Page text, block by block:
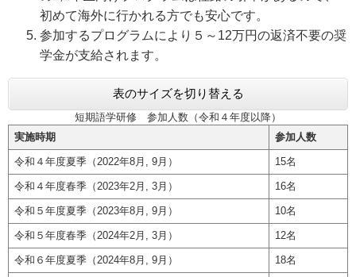
初めて海外に行かれる方でも安心です。
参加するプログラムにより５～12万円の返済不要の奨
学金が支給されます。
表のサイズを切り替える
短期語学研修 参加人数（令和４年度以降）
実施時期
参加人数
令和４年度夏季（2022年8月, 9月） 15名
令和４年度春季（2023年2月, 3月） 16名
令和５年度夏季（2023年8月, 9月） 10名
令和５年度春季（2024年2月, 3月） 12名
令和６年度夏季（2024年8月, 9月） 18名